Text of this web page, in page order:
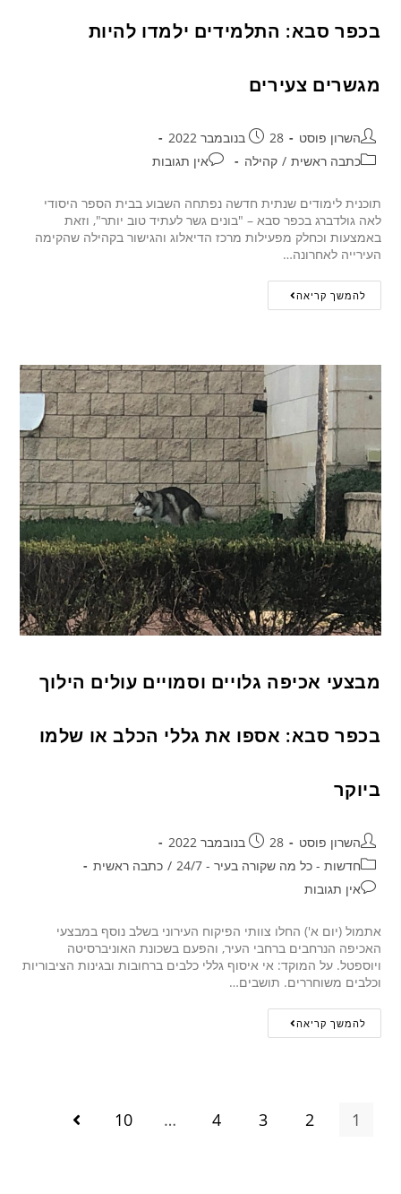
בכפר סבא: התלמידים ילמדו להיות
מגשרים צעירים
השרון פוסט
28 בנובמבר 2022
כתבה ראשית / קהילה אין תגובות
תוכנית לימודים שנתית חדשה נפתחה השבוע בבית הספר היסודי
לאה גולדברג בכפר סבא – "בונים גשר לעתיד טוב יותר", וזאת
באמצעות וכחלק מפעילות מרכז הדיאלוג והגישור בקהילה שהקימה
העירייה לאחרונה…
להמשך קריאה
מבצעי אכיפה גלויים וסמויים עולים הילוך
בכפר סבא: אספו את גללי הכלב או שלמו
ביוקר
השרון פוסט
28 בנובמבר 2022
חדשות - כל מה שקורה בעיר - 24/7
/ כתבה ראשית
אין תגובות
אתמול (יום א') החלו צוותי הפיקוח העירוני בשלב נוסף במבצעי
האכיפה הנרחבים ברחבי העיר, והפעם בשכונת האוניברסיטה
ויוספטל. על המוקד: אי איסוף גללי כלבים ברחובות ובגינות הציבוריות
וכלבים משוחררים. תושבים…
להמשך קריאה
1
2
3
4
…
10